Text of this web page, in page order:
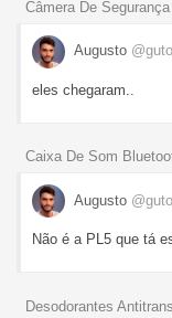
Câmera De
Augusto
eles chegaram..
Caixa De Som
Augusto
Não é a PL5 que tá
Desodorantes